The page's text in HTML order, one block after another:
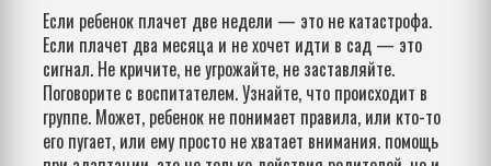
Если ребенок плачет две недели — это не катастрофа.
Если плачет два месяца и не хочет идти в сад — это
сигнал. Не кричите, не угрожайте, не заставляйте.
Поговорите с воспитателем. Узнайте, что происходит в
группе. Может, ребенок не понимает правила, или кто-то
его пугает, или ему просто не хватает внимания. помощь